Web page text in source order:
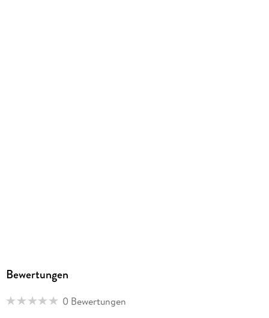
66, 38104 Braunschweig, Produktsicherheit,
service@westermann.de
Bewertungen
0 Bewertungen